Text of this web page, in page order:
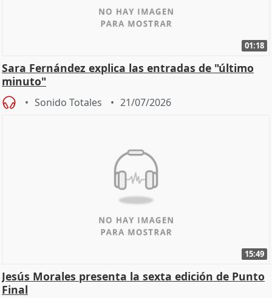
01:18
Sara Fernández explica las entradas de "último
minuto"
Sonido Totales 21/07/2026
15:49
Jesús Morales presenta la sexta edición de Punto
Final